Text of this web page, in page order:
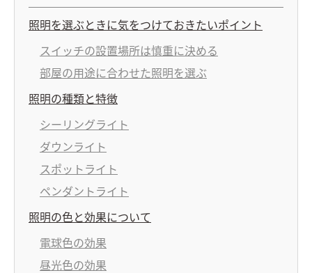
照明を選ぶときに気をつけておきたいポイント
スイッチの設置場所は慎重に決める
部屋の用途に合わせた照明を選ぶ
照明の種類と特徴
シーリングライト
ダウンライト
スポットライト
ペンダントライト
照明の色と効果について
電球色の効果
昼光色の効果